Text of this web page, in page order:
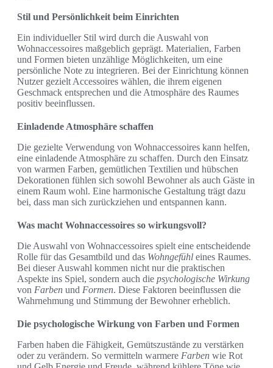
Stil und Persönlichkeit beim Einrichten
Ein individueller Stil wird durch die Auswahl von
Wohnaccessoires maßgeblich geprägt. Materialien, Farben
und Formen bieten unzählige Möglichkeiten, um eine
persönliche Note zu integrieren. Bei der Einrichtung können
Nutzer gezielt Accessoires wählen, die ihrem eigenen
Geschmack entsprechen und die Atmosphäre des Raumes
positiv beeinflussen.
Einladende Atmosphäre schaffen
Die gezielte Verwendung von Wohnaccessoires kann helfen,
eine einladende Atmosphäre zu schaffen. Durch den Einsatz
von warmen Farben, gemütlichen Textilien und hübschen
Dekorationen fühlen sich sowohl Bewohner als auch Gäste in
einem Raum wohl. Eine harmonische Gestaltung trägt dazu
bei, dass man sich zurückziehen und entspannen kann.
Was macht Wohnaccessoires so wirkungsvoll?
Die Auswahl von Wohnaccessoires spielt eine entscheidende
Rolle für das Gesamtbild und das Wohngefühl eines Raumes.
Bei dieser Auswahl kommen nicht nur die praktischen
Aspekte ins Spiel, sondern auch die psychologische Wirkung
von Farben und Formen. Diese Faktoren beeinflussen die
Wahrnehmung und Stimmung der Bewohner erheblich.
Die psychologische Wirkung von Farben und Formen
Farben haben die Fähigkeit, Gemütszustände zu verstärken
oder zu verändern. So vermitteln warmere Farben wie Rot